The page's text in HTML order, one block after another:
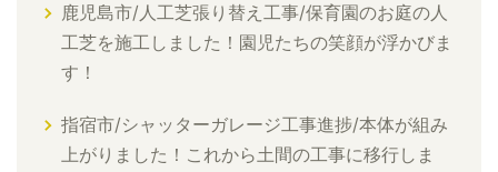
鹿児島市/人工芝張り替え工事/保育園のお庭の人
工芝を施工しました！園児たちの笑顔が浮かびま
す！
指宿市/シャッターガレージ工事進捗/本体が組み
上がりました！これから土間の工事に移行しま